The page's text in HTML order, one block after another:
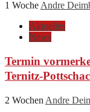
1 Woche Andre
Aktuelles
News
Termin
Ternitz-
2 Wochen Andre